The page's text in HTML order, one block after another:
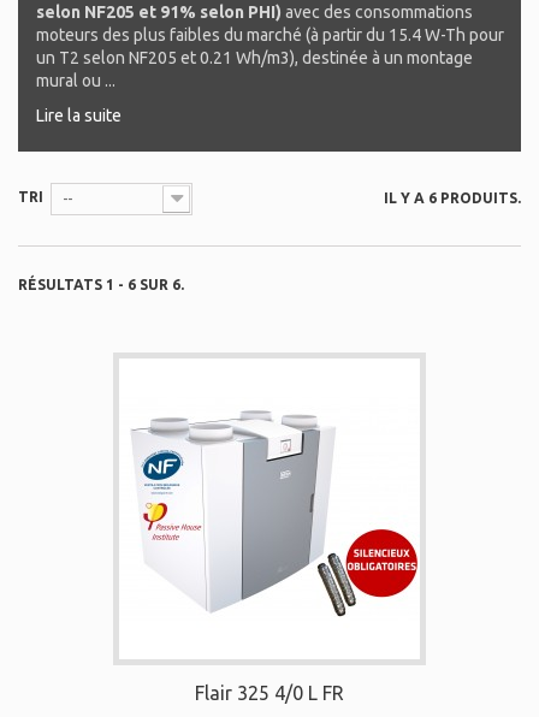
selon NF205 et 91% selon PHI) avec des consommations
moteurs des plus faibles du marché (à partir du 15.4 W-Th pour
un T2 selon NF205 et 0.21 Wh/m3), destinée à un montage
mural ou ...
Lire la suite
TRI -- IL Y A 6 PRODUITS.
RÉSULTATS 1 - 6 SUR 6.
Flair 325 4/0 L FR